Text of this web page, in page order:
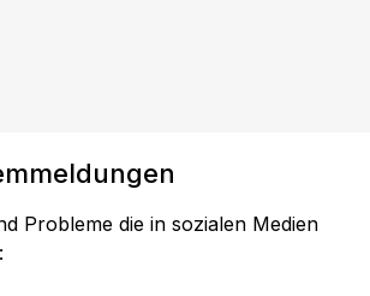
Probleme die in sozialen Medien